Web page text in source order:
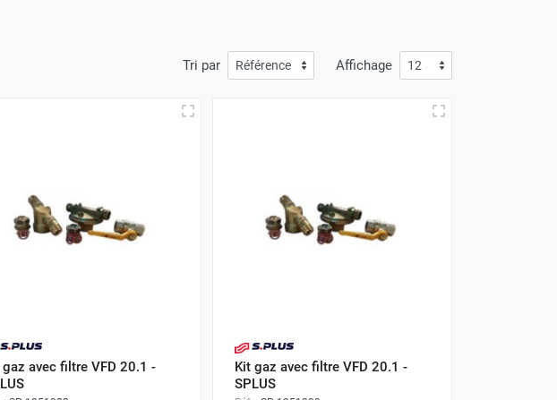
Tri par Affichage
gaz avec filtre VFD 20.1 -
Kit gaz avec filtre VFD 20.1 -
SPLUS